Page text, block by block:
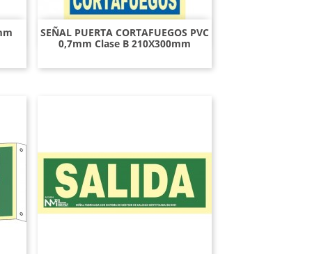
SEÑAL PUERTA CORTAFUEGOS PVC
0,7mm Clase B 210X300mm
Vista rápida